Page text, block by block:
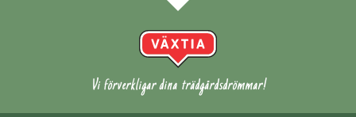
Vi förverkligar dina trädgårdsdrömmar!